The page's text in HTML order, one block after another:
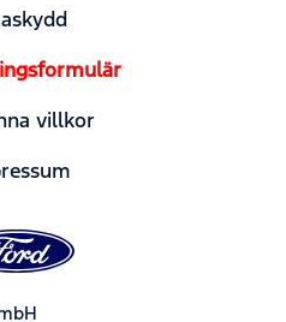
villkor